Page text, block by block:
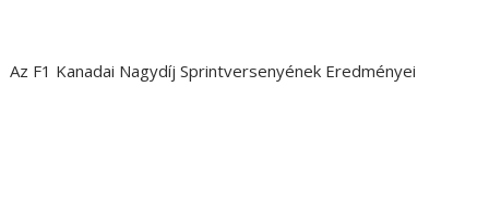
Az F1 Kanadai Nagydíj Sprintversenyének Eredményei